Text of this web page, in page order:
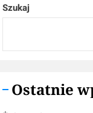
Szukaj
Ostatnie